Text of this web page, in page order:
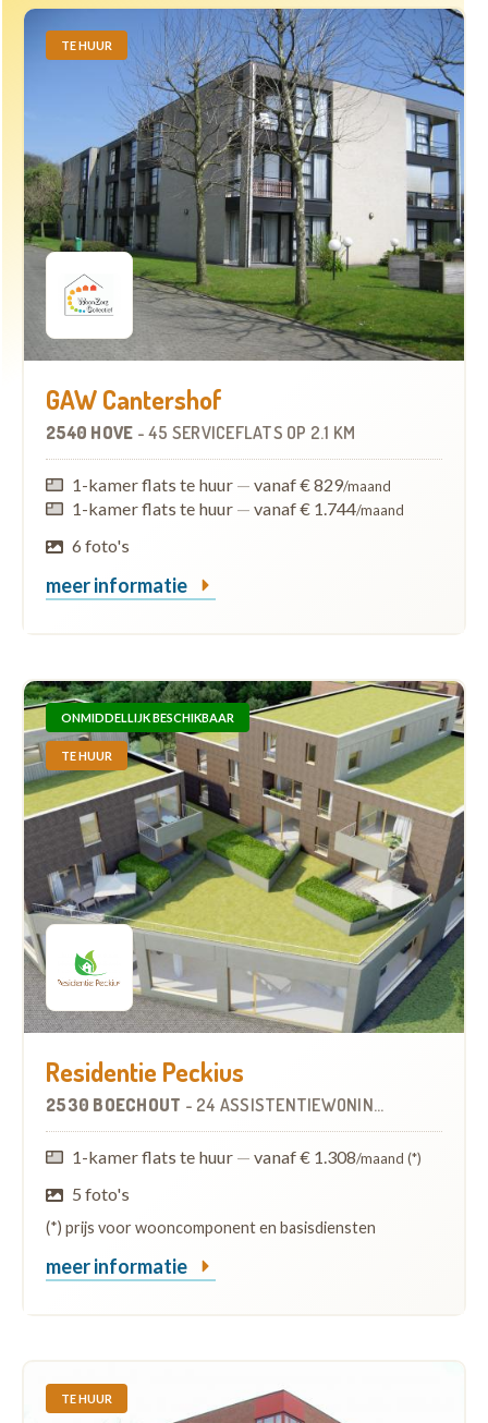
TE HUUR
GAW Cantershof
2540 HOVE - 45 SERVICEFLATS OP 2.1 KM
1-kamer flats te huur — vanaf € 829/maand
1-kamer flats te huur — vanaf € 1.744/maand
6 foto's
meer informatie
ONMIDDELLIJK BESCHIKBAAR
TE HUUR
Residentie Peckius
2530 BOECHOUT - 24 ASSISTENTIEWONINGEN
1-kamer flats te huur — vanaf € 1.308/maand (*)
5 foto's
(*) prijs voor wooncomponent en basisdiensten
meer informatie
TE HUUR